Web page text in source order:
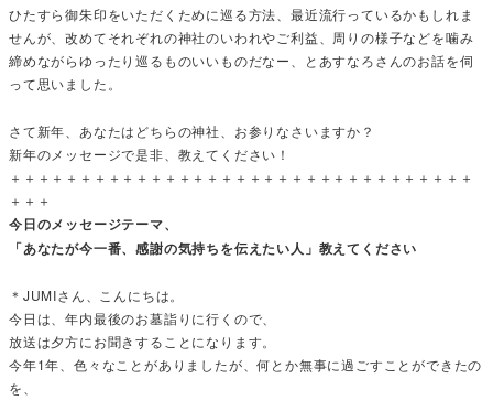
ひたすら御朱印をいただくために巡る方法、最近流行っているかもしれま
せんが、改めてそれぞれの神社のいわれやご利益、周りの様子などを噛み
締めながらゆったり巡るものいいものだなー、とあすなろさんのお話を伺
って思いました。
さて新年、あなたはどちらの神社、お参りなさいますか？
新年のメッセージで是非、教えてください！
＋＋＋＋＋＋＋＋＋＋＋＋＋＋＋＋＋＋＋＋＋＋＋＋＋＋＋＋＋＋＋＋＋
＋＋＋
今日のメッセージテーマ、
「あなたが今一番、感謝の気持ちを伝えたい人」教えてください
＊JUMIさん、こんにちは。
今日は、年内最後のお墓詣りに行くので、
放送は夕方にお聞きすることになります。
今年1年、色々なことがありましたが、何とか無事に過ごすことができたの
を、